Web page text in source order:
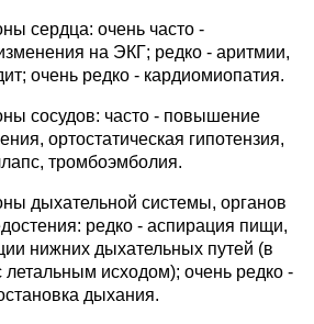
сердца: очень часто -
на ЭКГ; редко - аритмии,
очень редко - кардиомиопатия.
сосудов: часто - повышение
ортостатическая гипотензия,
тромбоэмболия.
дыхательной системы, органов
редко - аспирация пищи,
нижних дыхательных путей (в
летальным исходом); очень редко -
дыхания.